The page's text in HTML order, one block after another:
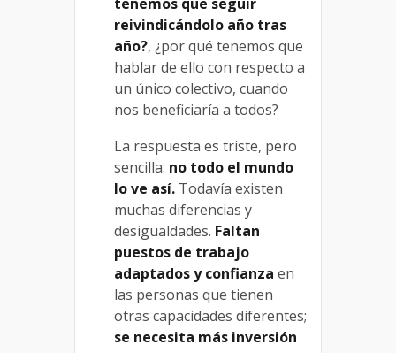
reivindicándolo año tras
año?, ¿por qué tenemos que
hablar de ello con respecto a
un único colectivo, cuando
nos beneficiaría a todos?
La respuesta es triste, pero
sencilla: no todo el mundo
lo ve así. Todavía existen
muchas diferencias y
desigualdades. Faltan
puestos de trabajo
adaptados y confianza en
las personas que tienen
otras capacidades diferentes;
se necesita más inversión